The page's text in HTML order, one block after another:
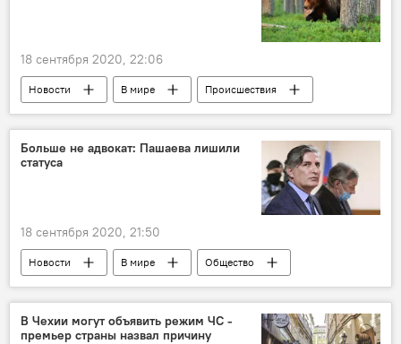
18 сентября 2020, 22:06
Новости В мире
Происшествия
Россия
Больше не адвокат: Пашаева лишили
статуса
18 сентября 2020, 21:50
Новости В мире
Общество
Россия
В Чехии могут объявить режим ЧС -
премьер страны назвал причину